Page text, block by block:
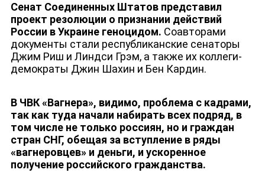
ЮТУБ-КАНАЛ
Сенат Соединенных Штатов представил
проект резолюции о признании действий
России в Украине геноцидом. Соавторами
документы стали республиканские сенаторы
Джим Риш и Линдси Грэм, а также их коллеги-
демократы Джин Шахин и Бен Кардин.
В ЧВК «Вагнера», видимо, проблема с кадрами,
так как туда начали набирать всех подряд, в
том числе не только россиян, но и граждан
стран СНГ, обещая за вступление в ряды
«вагнеровцев» и деньги, и ускоренное
получение российского гражданства.